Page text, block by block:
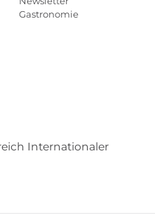
Gastronomie
Internationaler